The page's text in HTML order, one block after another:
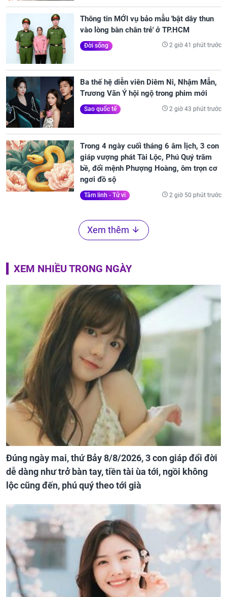
Thông tin MỚI vụ bảo mẫu 'bật dây thun
vào lòng bàn chân trẻ' ở TP.HCM
Đời sống 2 giờ 41 phút trước
Ba thế hệ diễn viên Diêm Ni, Nhậm Mẫn,
Trương Vãn Ý hội ngộ trong phim mới
Sao quốc tế 2 giờ 43 phút trước
Trong 4 ngày cuối tháng 6 âm lịch, 3 con
giáp vượng phát Tài Lộc, Phú Quý trăm
bề, đổi mệnh Phượng Hoàng, ôm trọn cơ
ngơi đồ sộ
Tâm linh - Tử vi 2 giờ 50 phút trước
Xem thêm
XEM NHIỀU TRONG NGÀY
Đúng ngày mai, thứ Bảy 8/8/2026, 3 con giáp đổi đời
dễ dàng như trở bàn tay, tiền tài ùa tới, ngồi không
lộc cũng đến, phú quý theo tới già